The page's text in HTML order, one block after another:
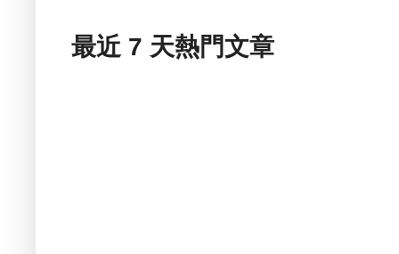
最近 7 天熱門文章